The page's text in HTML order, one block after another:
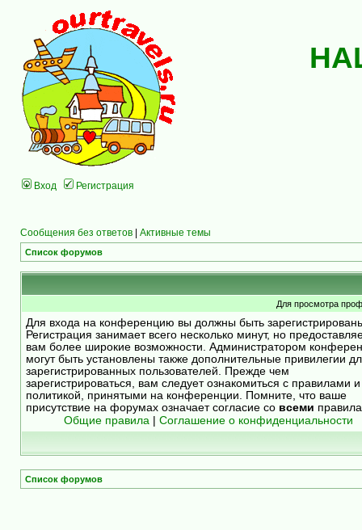
Вход Регистрация
Сообщения без ответов | Активные темы
Список форумов
Для просмотра
Для входа на конференцию вы должны быть
Регистрация занимает всего несколько минут, но
вам более широкие возможности. Администратором
могут быть установлены также дополнительные привилегии
зарегистрированных пользователей. Прежде чем
зарегистрироваться, вам следует ознакомиться с правилами и
политикой, принятыми на конференции. Помните, что ваше
присутствие на форумах означает согласие со всеми
Общие правила
Соглашение о конфиденциальности
Список форумов